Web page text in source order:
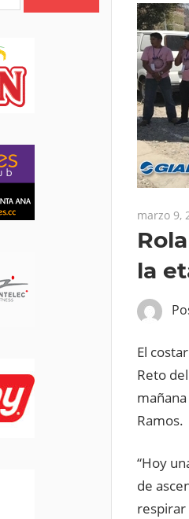
marzo 9,
la
El
Reto
Ramos.
“Hoy
de
respirar